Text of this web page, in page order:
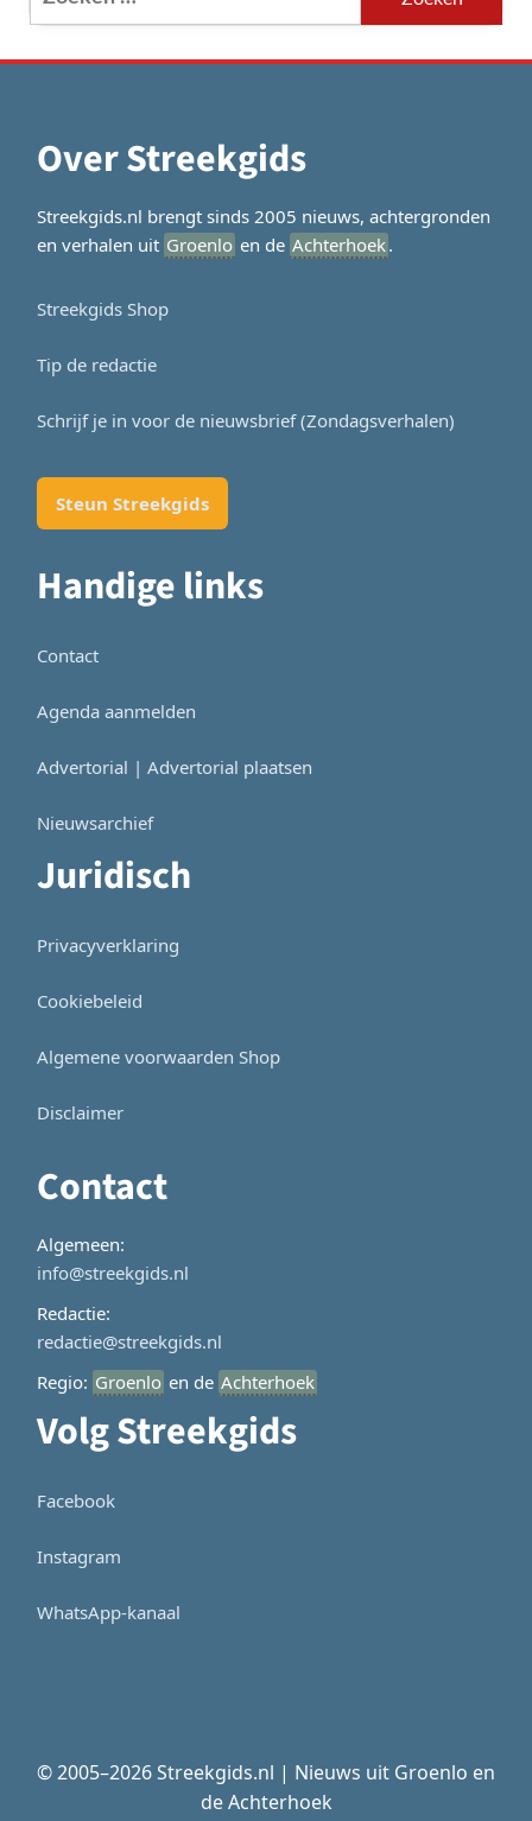
naar:
Over Streekgids
Streekgids.nl brengt sinds 2005 nieuws, achtergronden
en verhalen uit Groenlo en de Achterhoek.
Streekgids Shop
Tip de redactie
Schrijf je in voor de nieuwsbrief (Zondagsverhalen)
Steun Streekgids
Handige links
Contact
Agenda aanmelden
Advertorial | Advertorial plaatsen
Nieuwsarchief
Juridisch
Privacyverklaring
Cookiebeleid
Algemene voorwaarden Shop
Disclaimer
Contact
Algemeen:
info@streekgids.nl
Redactie:
redactie@streekgids.nl
Regio: Groenlo en de Achterhoek
Volg Streekgids
Facebook
Instagram
WhatsApp-kanaal
© 2005–2026 Streekgids.nl | Nieuws uit Groenlo en
de Achterhoek